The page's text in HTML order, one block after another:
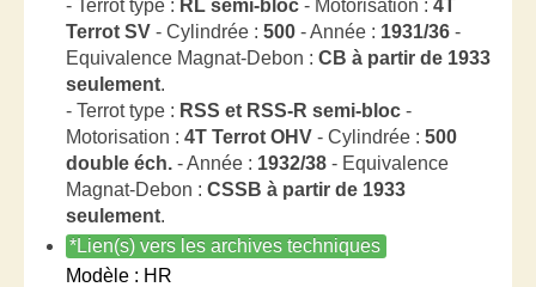
- Terrot type : RL semi-bloc - Motorisation : 4T
Terrot SV - Cylindrée : 500 - Année : 1931/36 -
Equivalence Magnat-Debon : CB à partir de 1933
seulement.
- Terrot type : RSS et RSS-R semi-bloc -
Motorisation : 4T Terrot OHV - Cylindrée : 500
double éch. - Année : 1932/38 - Equivalence
Magnat-Debon : CSSB à partir de 1933
seulement.
*Lien(s) vers les archives techniques
Modèle : HR